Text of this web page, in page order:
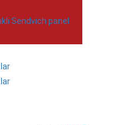
Sendvich panel